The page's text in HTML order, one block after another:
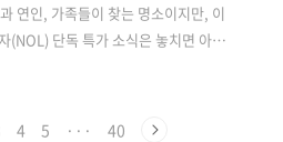
연인, 가족들이 찾는 명소이지만, 이
(NOL) 단독 특가 소식은 놓치면 아까
매력을 가진 서울스카이에서 하루
1. 서울스카이 단독 특가, 이게 진짜
4 5 ··· 40